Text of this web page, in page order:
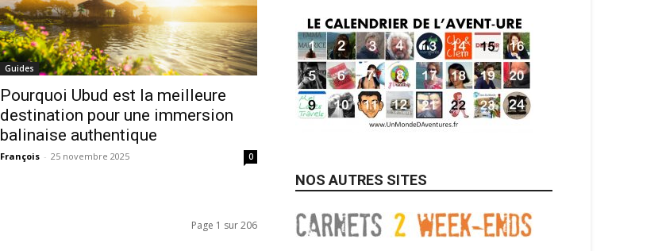
Guides
Pourquoi Ubud est la meilleure
destination pour une immersion
balinaise authentique
François - 25 novembre 2025 0
Page 1 sur 206
NOS AUTRES SITES